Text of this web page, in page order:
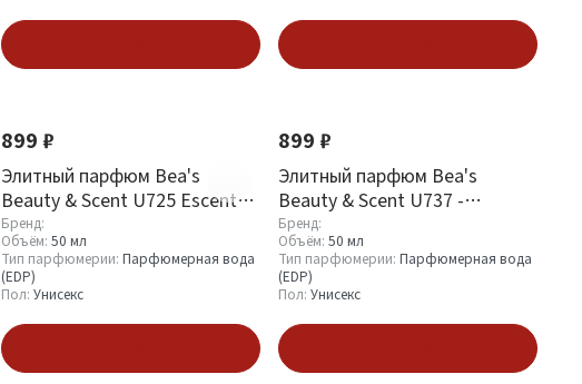
899 ₽
Элитный парфюм Bea's
Beauty & Scent U725 Escentric
Molecules Intelligence Fantasy
Бренд:
Объём: 50 мл
Тип парфюмерии: Парфюмерная вода
(EDP)
Пол: Унисекс
899 ₽
Элитный парфюм Bea's
Beauty & Scent U737 -
Escentric Molecules Escentric
05
Бренд:
Объём: 50 мл
Тип парфюмерии: Парфюмерная вода
(EDP)
Пол: Унисекс